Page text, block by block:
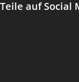
Teile auf Social